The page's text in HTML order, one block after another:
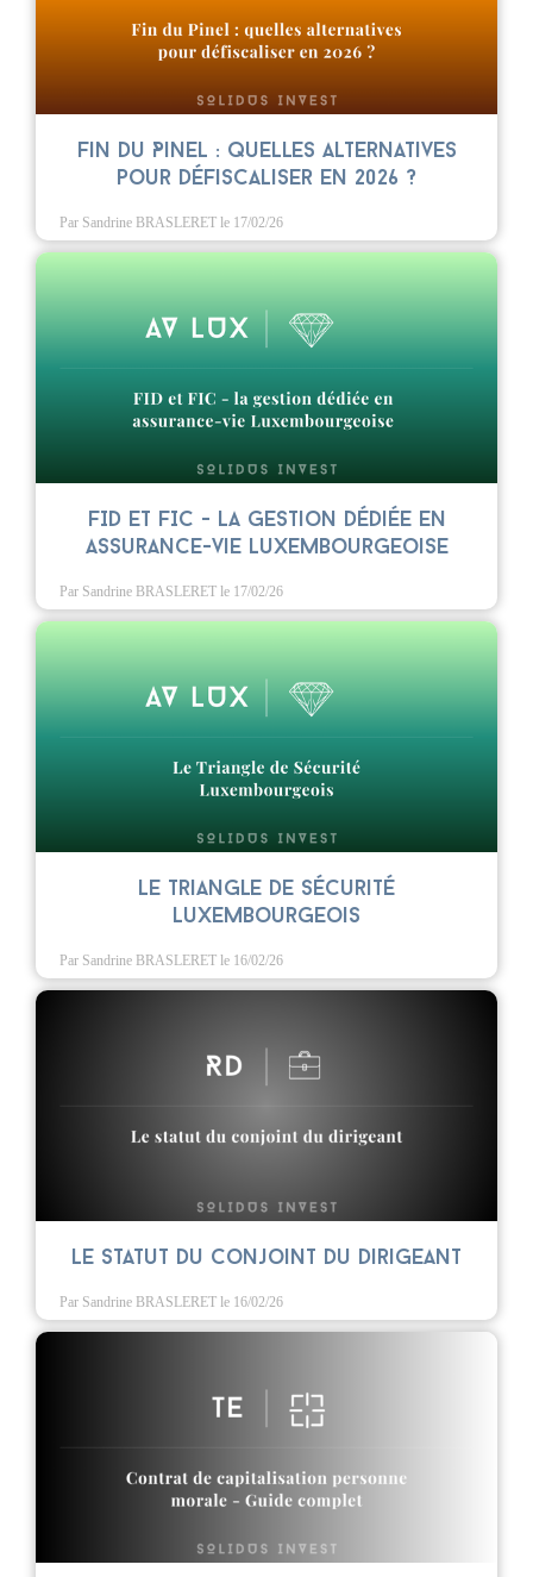
Fin du Pinel : quelles alternatives
pour défiscaliser en 2026 ?
Par Sandrine BRASLERET le 17/02/26
FID et FIC - La gestion dédiée en
assurance-vie luxembourgeoise
Par Sandrine BRASLERET le 17/02/26
Le triangle de sécurité
luxembourgeois
Par Sandrine BRASLERET le 16/02/26
Le statut du conjoint du dirigeant
Par Sandrine BRASLERET le 16/02/26